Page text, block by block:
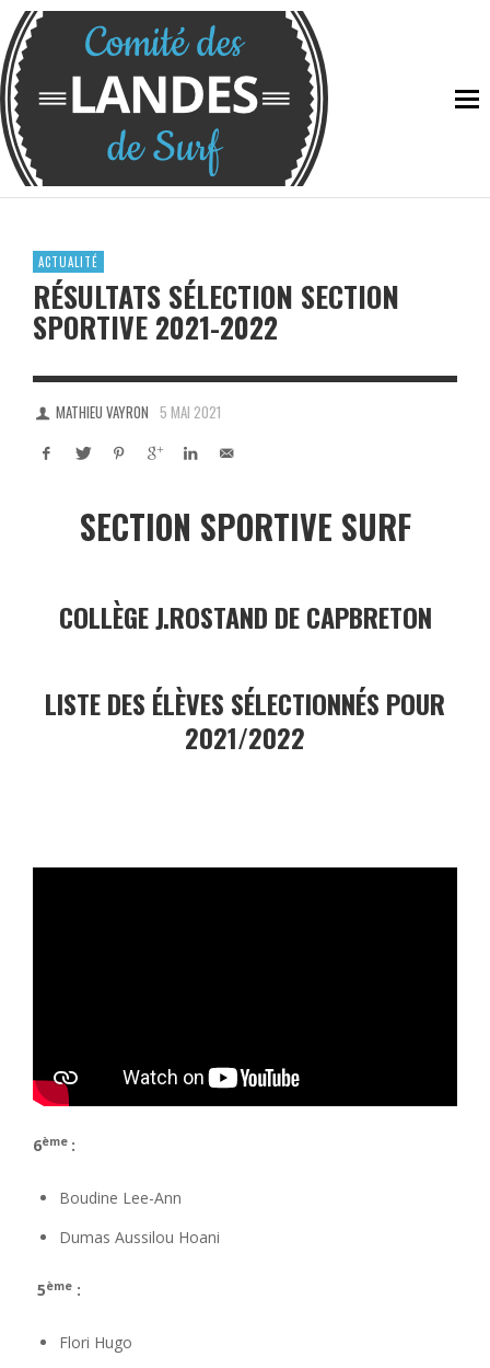
ACTUALITÉ
RÉSULTATS SÉLECTION SECTION
SPORTIVE 2021-2022
MATHIEU VAYRON 5 MAI 2021
SECTION SPORTIVE SURF
COLLÈGE J.ROSTAND DE CAPBRETON
LISTE DES ÉLÈVES SÉLECTIONNÉS POUR
2021/2022
6ème :
Boudine Lee-Ann
Dumas Aussilou Hoani
5ème :
Flori Hugo